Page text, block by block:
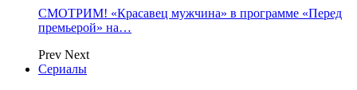
СМОТРИМ! «Красавец мужчина» в программе «Перед
премьерой» на…
Prev Next
Сериалы